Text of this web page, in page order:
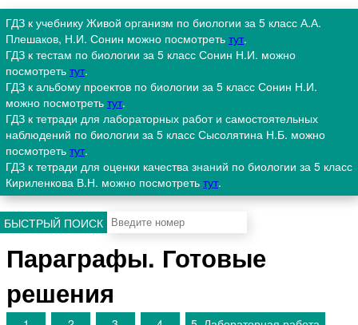
ГДЗ к учебнику Живой организм по биологии за 5 класс А.А.
Плешаков, Н.И. Сонин можно посмотреть тут.
ГДЗ к тестам по биологии за 5 класс Сонин Н.И. можно
посмотреть тут.
ГДЗ к альбому проектов по биологии за 5 класс Сонин Н.И.
можно посмотреть тут.
ГДЗ к тетради для лабораторных работ и самостоятельных
наблюдений по биологии за 5 класс Сысолятина Н.Б. можно
посмотреть тут.
ГДЗ к тетради для оценки качества знаний по биологии за 5 класс
Кириленкова В.Н. можно посмотреть тут.
БЫСТРЫЙ ПОИСК
Параграфы. Готовые
решения